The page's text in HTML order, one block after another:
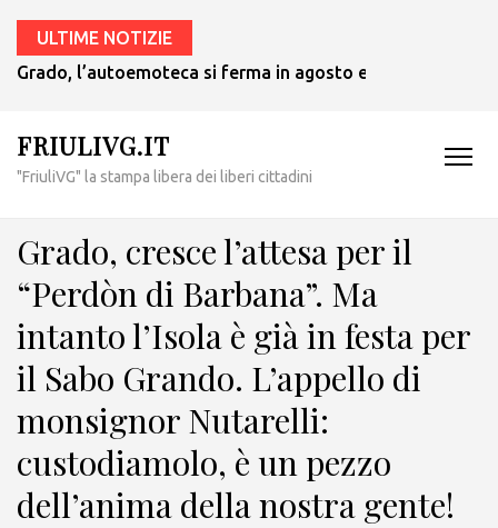
ULTIME NOTIZIE
Grado, l’autoemoteca si ferma in agosto e ritornerà in
FRIULIVG.IT
"FriuliVG" la stampa libera dei liberi cittadini
Grado, cresce l’attesa per il
“Perdòn di Barbana”. Ma
intanto l’Isola è già in festa per
il Sabo Grando. L’appello di
monsignor Nutarelli:
custodiamolo, è un pezzo
dell’anima della nostra gente!